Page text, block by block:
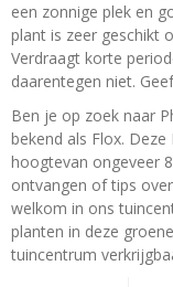
een zonnige plek en
plant is zeer geschikt
Verdraagt korte
daarentegen niet.
Ben je op zoek naar
bekend als Flox.
hoogtevan ongeveer
ontvangen of tips
welkom in ons
planten in deze
tuincentrum